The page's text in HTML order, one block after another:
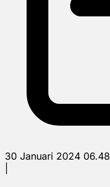
30 Januari 2024 06.48